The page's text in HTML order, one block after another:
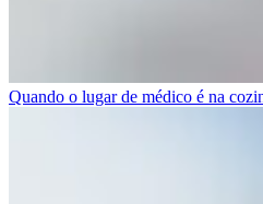
Quando o lugar de médico é na